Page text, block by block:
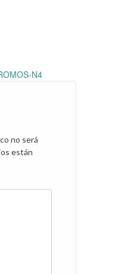
N4
no será
están